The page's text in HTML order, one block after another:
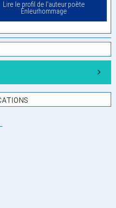
Lire le profil de l'auteur poète
Enleurhommage